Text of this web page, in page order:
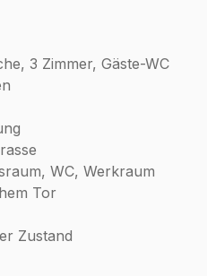
3 Zimmer, Gäste-WC
WC, Werkraum
Tor
Zustand